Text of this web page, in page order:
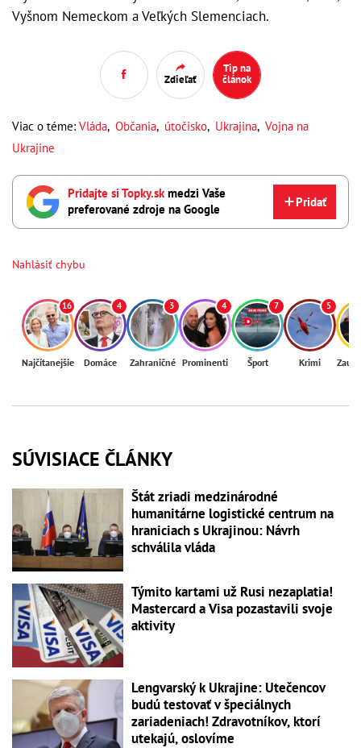
Vyšnom Nemeckom a Veľkých Slemenciach.
Zdieľať
Tip na
článok
Viac o téme: Vláda, Občania, útočisko, Ukrajina, Vojna na
Ukrajine
Pridajte si Topky.skmedzi Vaše
preferované zdroje na Google
Pridať
Nahlásiť chybu
16
Najčítanejšie
4
Domáce
3
Zahraničné
4
Prominenti
7
Šport
5
Krimi
SÚVISIACE ČLÁNKY
Štát zriadi medzinárodné
humanitárne logistické centrum na
hraniciach s Ukrajinou: Návrh
schválila vláda
Týmito kartami už Rusi nezaplatia!
Mastercard a Visa pozastavili svoje
aktivity
Lengvarský k Ukrajine: Utečencov
budú testovať v špeciálnych
zariadeniach! Zdravotníkov, ktorí
utekajú, oslovíme